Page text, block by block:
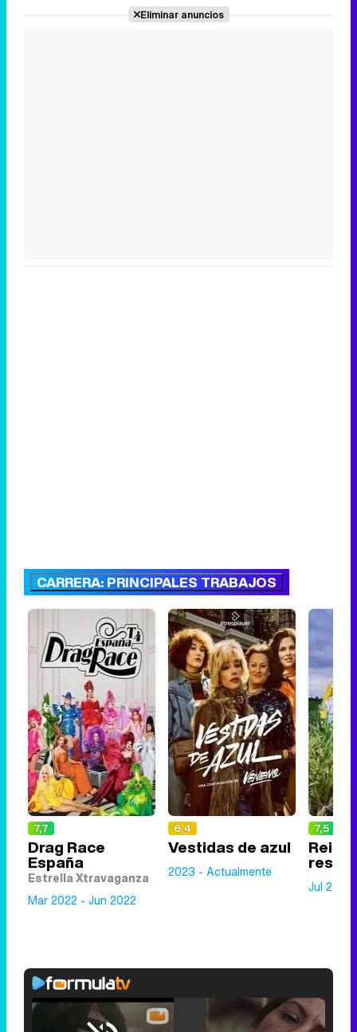
Eliminar anuncios
CARRERA: PRINCIPALES TRABAJOS
7,7
Drag Race
España
Estrella Xtravaganza
Mar 2022 - Jun 2022
6,4
Vestidas de azul
2023 - Actualmente
7,5
Jul 2022